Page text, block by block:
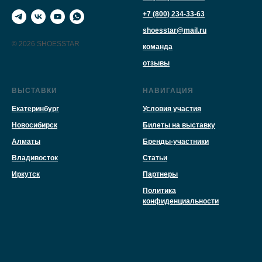
© 2026 SHOESSTAR
+7 (800) 234-33-63
shoesstar@mail.ru
команда
отзывы
ВЫСТАВКИ
Екатеринбург
Новосибирск
Алматы
Владивосток
Иркутск
НАВИГАЦИЯ
Условия участия
Билеты на выставку
Бренды-участники
Статьи
Партнеры
Политика
конфиденциальности